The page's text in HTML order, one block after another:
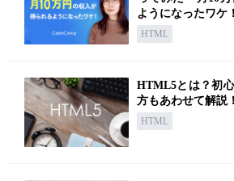
ようになったワケ！
HTML
HTML5とは？初
方もあわせて解説！
HTML